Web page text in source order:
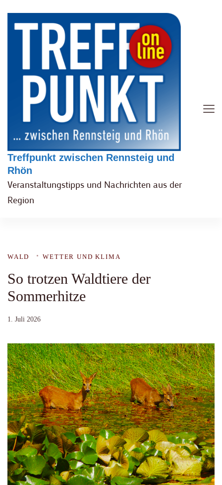
Treffpunkt zwischen Rennsteig und
Rhön
Veranstaltungstipps und Nachrichten aus der
Region
WALD WETTER UND KLIMA
So trotzen Waldtiere der
Sommerhitze
1. Juli 2026